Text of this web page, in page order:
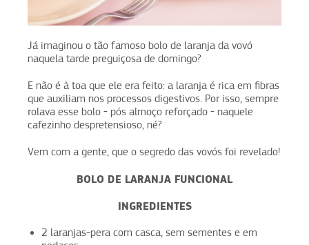
Já imaginou o tão famoso bolo de laranja da vovó
naquela tarde preguiçosa de domingo?
E não é à toa que ele era feito: a laranja é rica em fibras
que auxiliam nos processos digestivos. Por isso, sempre
rolava esse bolo - pós almoço reforçado - naquele
cafezinho despretensioso, né?
Vem com a gente, que o segredo das vovós foi revelado!
BOLO DE LARANJA FUNCIONAL
INGREDIENTES
2 laranjas-pera com casca, sem sementes e em